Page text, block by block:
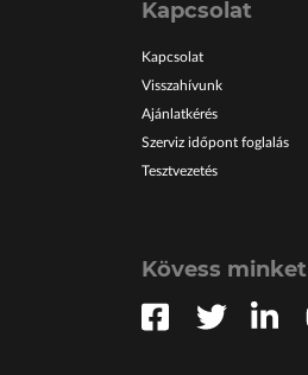
Kapcsolat
Kapcsolat
Visszahívunk
Ajánlatkérés
Szerviz időpont foglalás
Tesztvezetés
Kövess minket